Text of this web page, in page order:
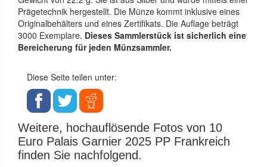
Prägetechnik hergestellt. Die Münze kommt inklusive eines
Originalbehälters und eines Zertifikats. Die Auflage beträgt
3000 Exemplare. Dieses Sammlerstück ist sicherlich eine
Bereicherung für jeden Münzsammler.
Diese Seite teilen unter:
Weitere, hochauflösende Fotos von 10
Euro Palais Garnier 2025 PP Frankreich
finden Sie nachfolgend.